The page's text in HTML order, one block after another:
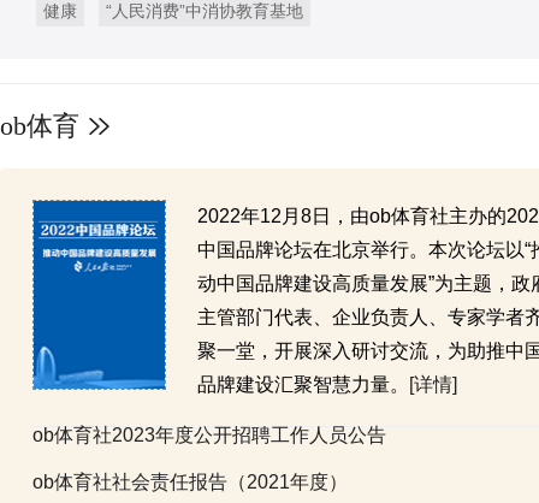
健康 “人民消费”中消协教育基地
ob体育
2022年12月8日，由ob体育社主办的
中国品牌论坛在北京举行。本次论坛以“
动中国品牌建设高质量发展”为主题，政
主管部门代表、企业负责人、专家学者
聚一堂，开展深入研讨交流，为助推中
品牌建设汇聚智慧力量。
[详情]
ob体育社2023年度公开招聘工作人员公告
ob体育社社会责任报告（2021年度）